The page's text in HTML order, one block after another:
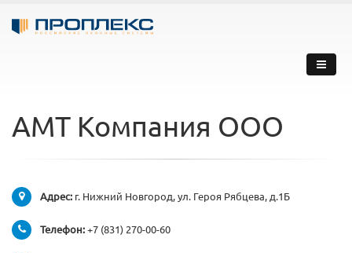
АМТ Компания ООО
Адрес: г. Нижний Новгород, ул. Героя Рябцева, д.1Б
Телефон: +7 (831) 270-00-60